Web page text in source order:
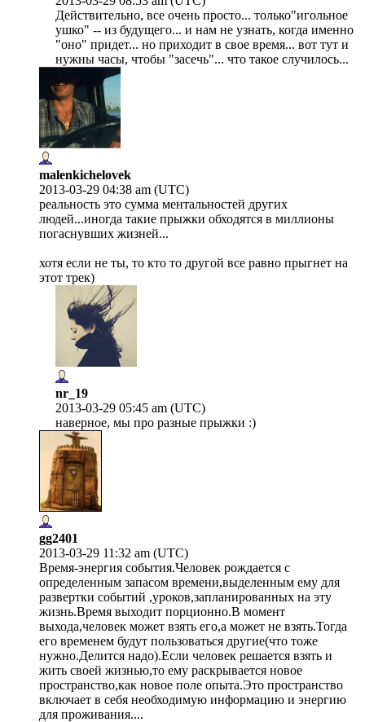
Действительно, все очень просто... только"игольное
ушко" -- из будущего... и нам не узнать, когда именно
"оно" придет... но приходит в свое время... вот тут и
нужны часы, чтобы "засечь"... что такое случилось...
malenkichelovek
2013-03-29 04:38 am (UTC)
реальность это сумма ментальностей других
людей...иногда такие прыжки обходятся в миллионы
погаснувших жизней...
хотя если не ты, то кто то другой все равно прыгнет на
этот трек)
nr_19
2013-03-29 05:45 am (UTC)
наверное, мы про разные прыжки :)
gg2401
2013-03-29 11:32 am (UTC)
Время-энергия события.Человек рождается с
определенным запасом времени,выделенным ему для
развертки событий ,уроков,запланированных на эту
жизнь.Время выходит порционно.В момент
выхода,человек может взять его,а может не взять.Тогда
его временем будут пользоваться другие(что тоже
нужно.Делится надо).Если человек решается взять и
жить своей жизнью,то ему раскрывается новое
пространство,как новое поле опыта.Это пространство
включает в себя необходимую информацию и энергию
для проживания....